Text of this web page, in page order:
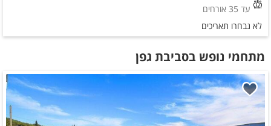
עד 35 אורחים
לא נבחרו תאריכים
מתחמי נופש בסביבת גפן